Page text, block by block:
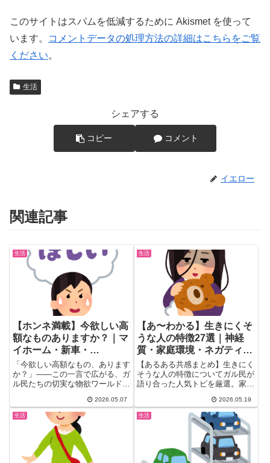
このサイトはスパムを低減するために Akismet を使って
います。
コメントデータの処理方法の詳細はこちらをご覧
ください。
生活
シェアする
コピー コメント
イエロー
関連記事
生活
【ホンネ満載】今欲しい高
額なものありますか？｜マ
イホーム・新車・
PRADA・宝くじ1億…30-
50代女性の物欲リスト総決
算
「今欲しい高額なもの、あります
か？」――この一言で広がる、ガ
ル民たちの切実な物欲ワールド(*
2026.05.07
生活
【あ〜わかる】生きにくそ
うな人の特徴27選｜神経
質・家庭環境・ネガティブ
思考…ガル民の本音
【あるある共感まとめ】生きにく
そうな人の特徴についてガル民が
語り合った人気トピを厳選。家庭
依存・ゼロヒャク思考など27の
特徴を紹介。「自分だ…」と自己
申告する共感コメントが続出し
た、生き方を見直すヒント満載の
2026.05.19
生活 生活